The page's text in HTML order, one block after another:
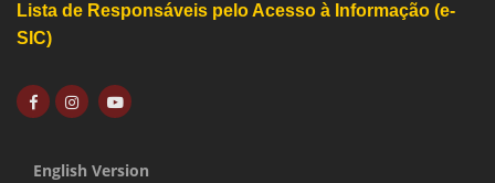
Lista de Responsáveis pelo Acesso à Informação (e-
SIC)
English Version